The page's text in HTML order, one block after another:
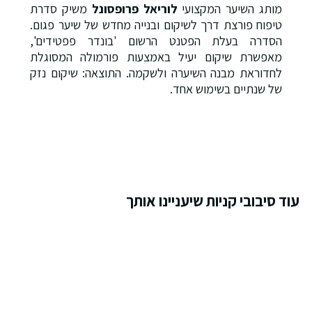
מותג השיער המקצועי לוריאל פרופסונל משיק סדרת
טיפוח פורצת דרך לשיקום ובנייה מחדש של שיער פגום.
הסדרה בעלת הפטנט הרשום 'בונדר פפטידים',
מאפשרת שיקום יעיל באמצעות פורמולה המסוגלת
לחדוראת מבנה השיערה ולשקמה. התוצאה: שיקום נזק
של שנתיים בשימוש אחד.
עוד סיבובי קניות שיעניינו אותך